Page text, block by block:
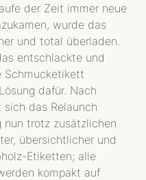
der Zeit immer neue
wurde das
und total überladen.
entschlackte und
Schmucketikett
dafür. Nach
das Relaunch
nun trotz zusätzlichen
übersichtlicher und
Etiketten; alle
kompakt auf